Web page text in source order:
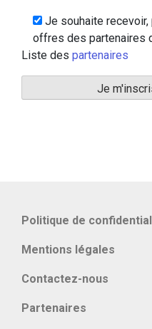
Je souhaite
offres des partenaires
Liste des partenaires
Politique de
Mentions légales
Contactez-nous
Partenaires